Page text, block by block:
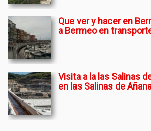
Que ver y hacer en
a Bermeo en
Visita a la las Salinas
en las Salinas de